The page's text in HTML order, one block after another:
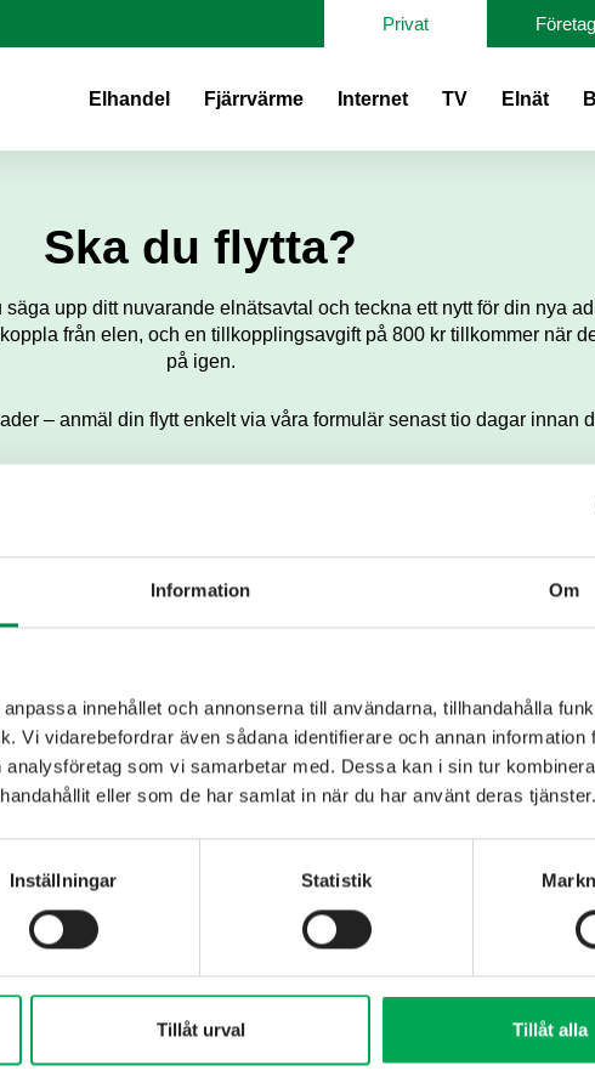
Information Om
innehållet och annonserna till användarna, tillhandahålla
Vi vidarebefordrar även sådana identifierare och annan information
som vi samarbetar med. Dessa kan i sin tur
eller som de har samlat in när du har använt deras tjänster.
Inställningar Statistik
Tillåt urval Tillåt alla
Privat Företag
Elhandel Fjärrvärme Internet TV Elnät
Ska du flytta?
upp ditt nuvarande elnätsavtal och teckna ett nytt för din nya
från elen, och en tillkopplingsavgift på 800 kr tillkommer när
på igen.
– anmäl din flytt enkelt via våra formulär senast tio dagar innan
Jag ska flytta UT